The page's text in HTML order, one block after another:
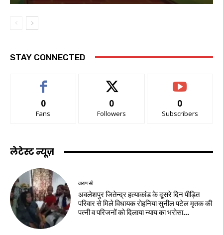
STAY CONNECTED
0
Fans
0
Followers
0
Subscribers
लेटेस्ट न्यूज़
वाराणसी
अवलेशपुर जितेन्द्र हत्याकांड के दूसरे दिन पीड़ित
परिवार से मिले विधायक रोहनिया सुनील पटेल मृतक की
पत्नी व परिजनों को दिलाया न्याय का भरोसा...